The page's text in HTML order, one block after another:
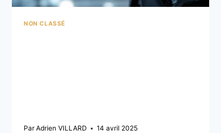
NON CLASSÉ
ParAdrien VILLARD 14 avril 2025